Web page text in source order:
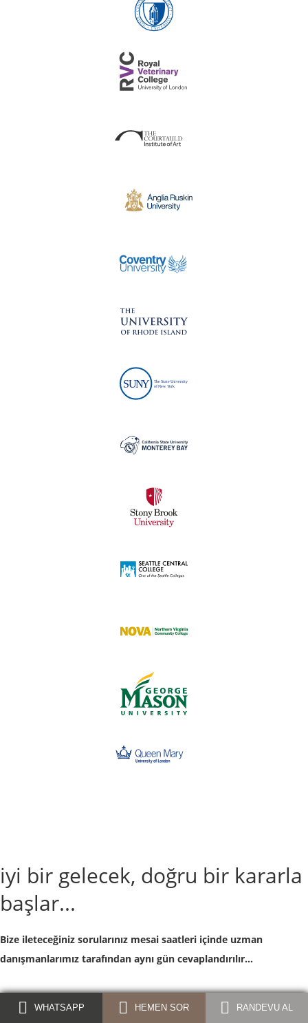
iyi bir gelecek, doğru bir kararla
başlar...
Bize ileteceğiniz sorularınız mesai saatleri içinde uzman
danışmanlarımız tarafından aynı gün cevaplandırılır...
BİLGİ TALEP FORMU
WHATSAPP HEMEN SOR RANDEVU AL